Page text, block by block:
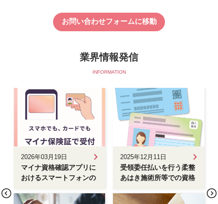
お問い合わせフォームに移動
業界情報発信
INFORMATION
2026年03月19日
マイナ資格確認アプリに
おけるスマートフォンの
り機能の追加について
2025年12月11日
受領委任払いを行う柔整
あはき施術所等での資格